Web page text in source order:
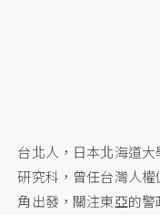
台北人，日本北海道
研究科，曾任台灣人
角出發，關注東亞的